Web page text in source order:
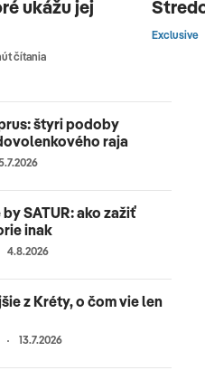
ukážu jej
čítania
Exclusive
štyri podoby
raja
SATUR: ako zažiť
inak
4.8.2026
z Kréty, o čom vie len
13.7.2026